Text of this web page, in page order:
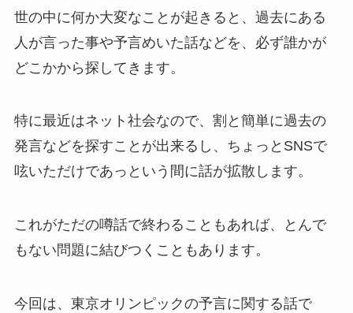
世の中に何か大変なことが起きると、過去にある
人が言った事や予言めいた話などを、必ず誰かが
どこかから探してきます。
特に最近はネット社会なので、割と簡単に過去の
発言などを探すことが出来るし、ちょっとSNSで
呟いただけであっという間に話が拡散します。
これがただの噂話で終わることもあれば、とんで
もない問題に結びつくこともあります。
今回は、東京オリンピックの予言に関する話で